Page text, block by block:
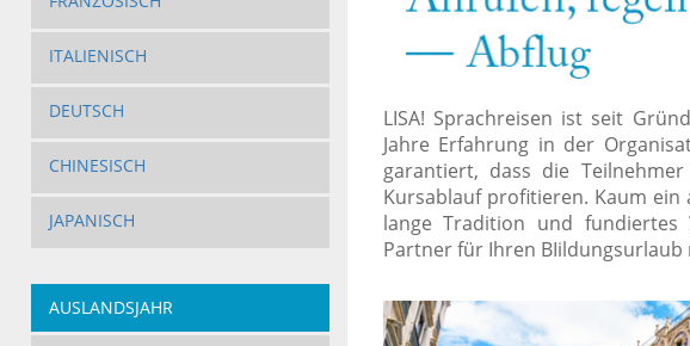
ITALIENISCH
DEUTSCH
CHINESISCH
JAPANISCH
AUSLANDSJAHR
LISA! Sprachreisen ist seit
Jahre Erfahrung in der
garantiert, dass die
Kursablauf profitieren. Kaum
lange Tradition und fundiertes
Partner für Ihren BIildungsurlaub